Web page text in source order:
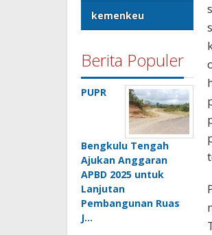
kemenkeu
Berita Populer
PUPR
Bengkulu Tengah
Ajukan Anggaran
APBD 2025 untuk
Lanjutan
Pembangunan Ruas
J…